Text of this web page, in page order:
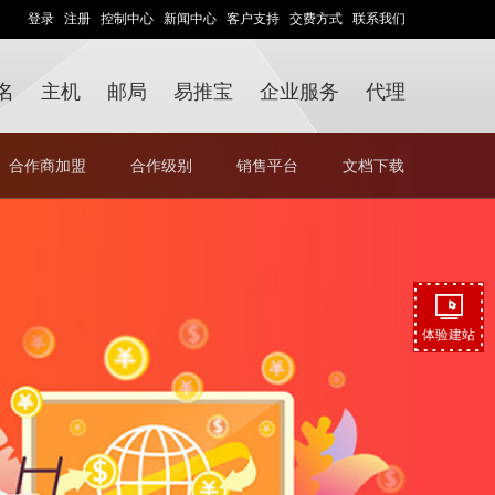
登录 注册 控制中心 新闻中心 客户支持 交费方式 联系我们
主机 邮局 易推宝 企业服务 代理
文档下载
销售平台
合作级别
合作商加盟
体验建站